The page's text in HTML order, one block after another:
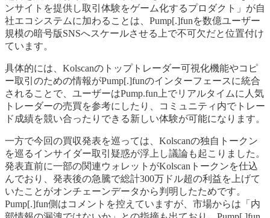
ンサイトを提供し取引体験をゲーム化するプロダクト」が自
社エコシステムに加わることは、Pump[.]funを数億ユーザー
規模の暗号版SNSへスケールさせる上で不可欠だと位置付け
ています。
具体的には、Kolscanのトップトレーダー可視化機能やコピ
ー取引のための情報がPump[.]funのインターフェースに統合
されることで、ユーザーはPump.fun上でリアルタイムに人気
トレーダーの売買を参考にしたり、コミュニティ内でトレー
ド成績を競い合ったりできる新しい体験が可能になります。
一方で今回の買収発表を巡っては、Kolscanの独自トークン
を巡るインサイダー取引疑惑が浮上し議論も起こりました。
発表直前に一部の関連ウォレットがKolscanトークンを仕込
んでおり、発表後の急騰で総計300万ドル超の利益を上げて
いたことがオンチェーンデータから判明したためです。
Pump[.]fun側はコメントを控えていますが、市場からは「内